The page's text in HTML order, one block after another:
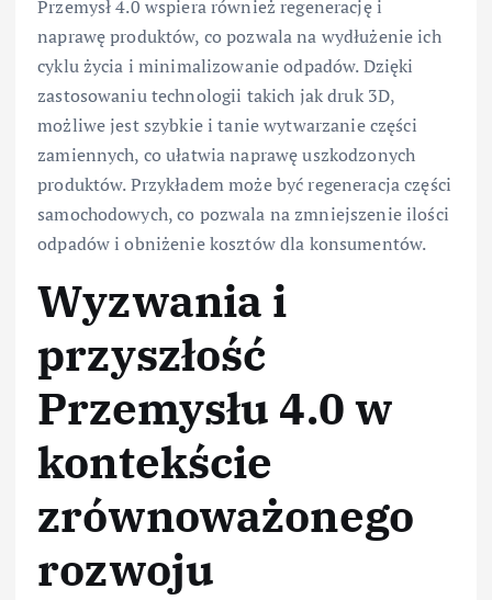
Przemysł 4.0 wspiera również regenerację i
naprawę produktów, co pozwala na wydłużenie ich
cyklu życia i minimalizowanie odpadów. Dzięki
zastosowaniu technologii takich jak druk 3D,
możliwe jest szybkie i tanie wytwarzanie części
zamiennych, co ułatwia naprawę uszkodzonych
produktów. Przykładem może być regeneracja części
samochodowych, co pozwala na zmniejszenie ilości
odpadów i obniżenie kosztów dla konsumentów.
Wyzwania i
przyszłość
Przemysłu 4.0 w
kontekście
zrównoważonego
rozwoju